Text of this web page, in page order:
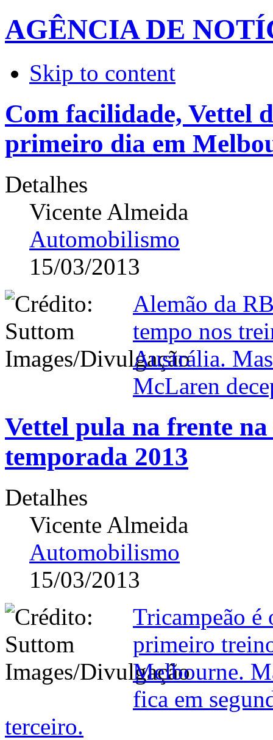
AGÊNCIA DE
Skip to content
Com facilidade, Vettel
primeiro dia em
Detalhes
Vicente Almeida
Automobilismo
15/03/2013
Alemão da
tempo nos
Austrália.
McLaren
Vettel pula na frente
temporada 2013
Detalhes
Vicente Almeida
Automobilismo
15/03/2013
Tricampeão é
primeiro
Melbourne.
fica em
terceiro.